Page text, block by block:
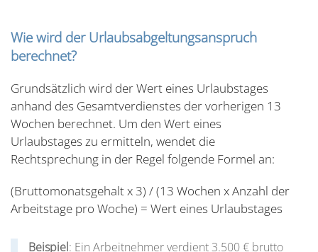
Wie wird der Urlaubsabgeltungsanspruch
berechnet?
Grundsätzlich wird der Wert eines Urlaubstages
anhand des Gesamtverdienstes der vorherigen 13
Wochen berechnet. Um den Wert eines
Urlaubstages zu ermitteln, wendet die
Rechtsprechung in der Regel folgende Formel an:
(Bruttomonatsgehalt x 3) / (13 Wochen x Anzahl der
Arbeitstage pro Woche) = Wert eines Urlaubstages
Beispiel: Ein Arbeitnehmer verdient 3.500 € brutto